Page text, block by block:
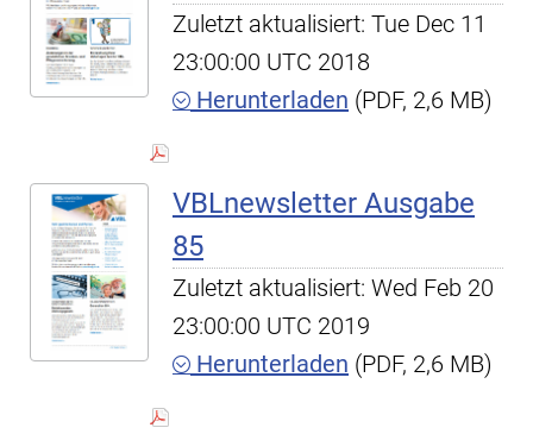
Zuletzt aktualisiert: Tue Dec 11
23:00:00 UTC 2018
Herunterladen (PDF, 2,6 MB)
VBLnewsletter Ausgabe
85
Zuletzt aktualisiert: Wed Feb 20
23:00:00 UTC 2019
Herunterladen (PDF, 2,6 MB)